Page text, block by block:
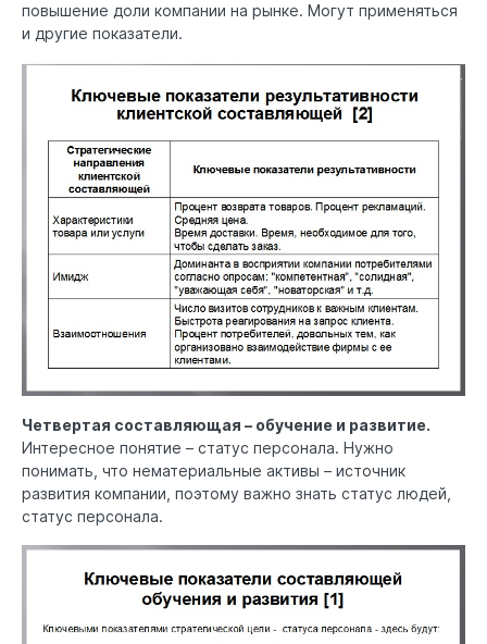
повышение доли компании на рынке. Могут применяться
и другие показатели.
Четвертая составляющая – обучение и развитие.
Интересное понятие – статус персонала. Нужно
понимать, что нематериальные активы – источник
развития компании, поэтому важно знать статус людей,
статус персонала.